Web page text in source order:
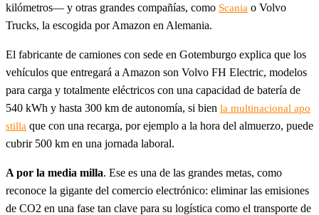
kilómetros— y otras grandes compañías, como Scania o Volvo
Trucks, la escogida por Amazon en Alemania.
El fabricante de camiones con sede en Gotemburgo explica que los
vehículos que entregará a Amazon son Volvo FH Electric, modelos
para carga y totalmente eléctricos con una capacidad de batería de
540 kWh y hasta 300 km de autonomía, si bien la multinacional apo
stilla que con una recarga, por ejemplo a la hora del almuerzo, puede
cubrir 500 km en una jornada laboral.
A por la media milla. Ese es una de las grandes metas, como
reconoce la gigante del comercio electrónico: eliminar las emisiones
de CO2 en una fase tan clave para su logística como el transporte de